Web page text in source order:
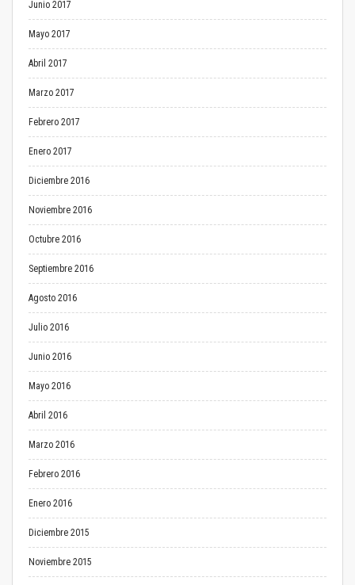
Junio 2017
Mayo 2017
Abril 2017
Marzo 2017
Febrero 2017
Enero 2017
Diciembre 2016
Noviembre 2016
Octubre 2016
Septiembre 2016
Agosto 2016
Julio 2016
Junio 2016
Mayo 2016
Abril 2016
Marzo 2016
Febrero 2016
Enero 2016
Diciembre 2015
Noviembre 2015